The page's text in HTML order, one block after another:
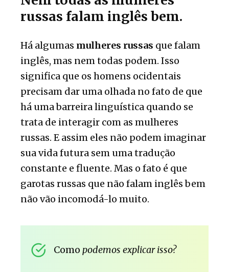
russas falam inglês bem.
Há algumas mulheres russas que falam
inglês, mas nem todas podem. Isso
significa que os homens ocidentais
precisam dar uma olhada no fato de que
há uma barreira linguística quando se
trata de interagir com as mulheres
russas. E assim eles não podem imaginar
sua vida futura sem uma tradução
constante e fluente. Mas o fato é que
garotas russas que não falam inglês bem
não vão incomodá-lo muito.
Comopodemos explicar isso?